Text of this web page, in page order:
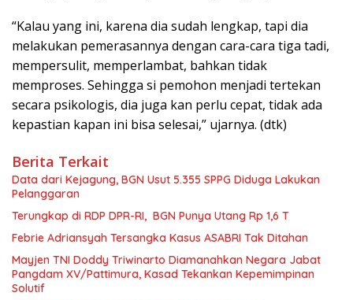
“Kalau yang ini, karena dia sudah lengkap, tapi dia
melakukan pemerasannya dengan cara-cara tiga tadi,
mempersulit, memperlambat, bahkan tidak
memproses. Sehingga si pemohon menjadi tertekan
secara psikologis, dia juga kan perlu cepat, tidak ada
kepastian kapan ini bisa selesai,” ujarnya. (dtk)
Berita Terkait
Data dari Kejagung, BGN Usut 5.355 SPPG Diduga Lakukan
Pelanggaran
Terungkap di RDP DPR-RI, BGN Punya Utang Rp 1,6 T
Febrie Adriansyah Tersangka Kasus ASABRI Tak Ditahan
Mayjen TNI Doddy Triwinarto Diamanahkan Negara Jabat
Pangdam XV/Pattimura, Kasad Tekankan Kepemimpinan
Solutif